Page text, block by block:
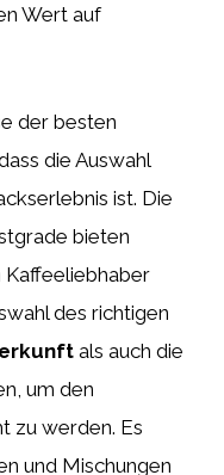
Wert auf
der besten
dass die Auswahl
ist. Die
bieten
Kaffeeliebhaber
des richtigen
als auch die
um den
zu werden. Es
und Mischungen